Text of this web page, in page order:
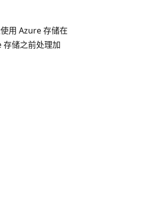
用 Azure 存储在
储之前处理加